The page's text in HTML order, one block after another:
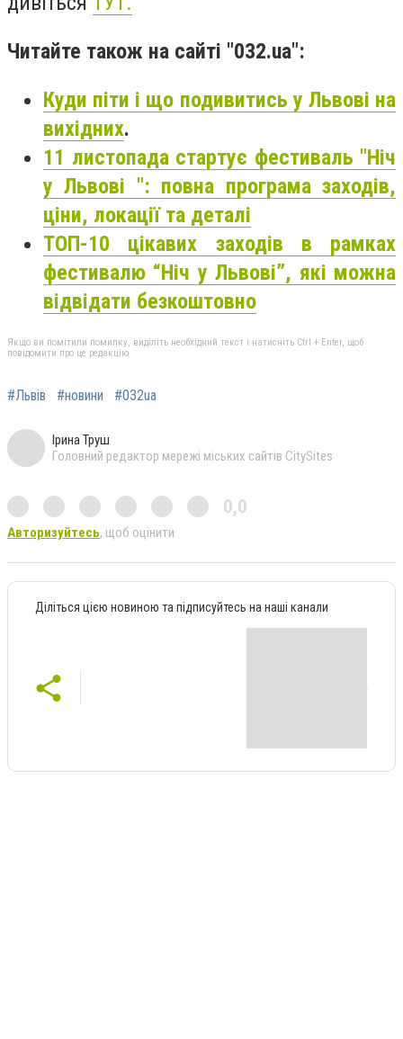
Читайте також на сайті "032.ua":
Куди піти і що подивитись у Львові на
вихідних.
11 листопада стартує фестиваль "Ніч
у Львові ": повна програма заходів,
ціни, локації та деталі
ТОП-10 цікавих заходів в рамках
фестивалю “Ніч у Львові”, які можна
відвідати безкоштовно
Якщо ви помітили помилку, виділіть необхідний текст і натисніть Ctrl + Enter, щоб
повідомити про це редакцію
#Львів #новини #032ua
Ірина Труш
Головний редактор мережі міських сайтів CitySites
0,0
Авторизуйтесь, щоб оцінити
Діліться цією новиною та підписуйтесь на наші канали